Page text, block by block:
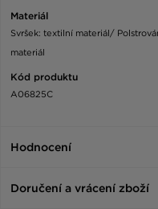
Materiál
Svršek: textilní materiál/
materiál
Kód produktu
A06825C
Hodnocení
Doručení a vrácení zboží